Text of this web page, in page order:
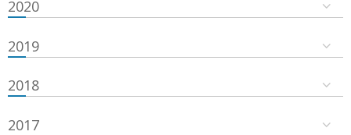
2020
2019
2018
2017